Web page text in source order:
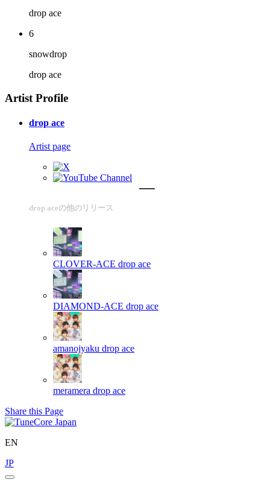
drop ace
6
snowdrop
drop ace
Artist Profile
drop ace
Artist page
drop aceの他のリリース
CLOVER-ACE drop ace
DIAMOND-ACE drop ace
amanojyaku drop ace
meramera drop ace
Share this Page
EN
JP